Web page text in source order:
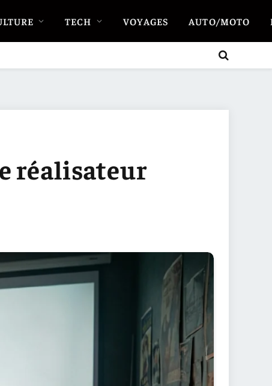
TECH VOYAGES AUTO/MOTO
réalisateur